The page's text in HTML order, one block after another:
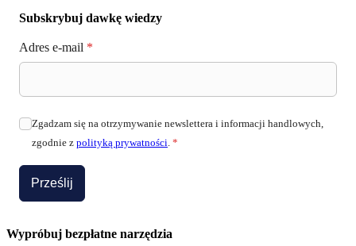
Subskrybuj dawkę wiedzy
Adres e-mail *
Zgadzam się na otrzymywanie newslettera i informacji handlowych,
zgodnie z polityką prywatności *
Prześlij
Wypróbuj bezpłatne narzędzia